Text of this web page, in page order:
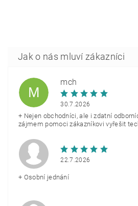
M
mch
30.7.2026
+ Nejen obchodníci, ale i zdatní
zájmem pomoci zákazníkovi vyřešit
22.7.2026
+ Osobní jednání